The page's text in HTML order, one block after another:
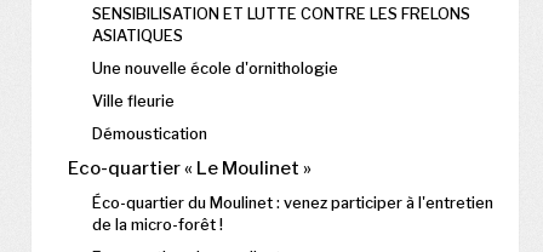
SENSIBILISATION ET LUTTE CONTRE LES FRELONS
ASIATIQUES
Une nouvelle école d'ornithologie
Ville fleurie
Démoustication
Eco-quartier « Le Moulinet »
Éco-quartier du Moulinet : venez participer à l'entretien
de la micro-forêt !